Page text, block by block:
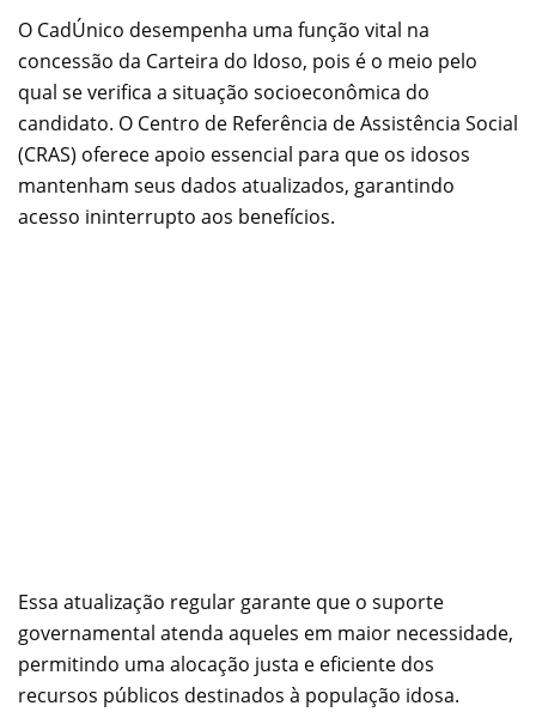
O CadÚnico desempenha uma função vital na
concessão da Carteira do Idoso, pois é o meio pelo
qual se verifica a situação socioeconômica do
candidato. O Centro de Referência de Assistência Social
(CRAS) oferece apoio essencial para que os idosos
mantenham seus dados atualizados, garantindo
acesso ininterrupto aos benefícios.
Essa atualização regular garante que o suporte
governamental atenda aqueles em maior necessidade,
permitindo uma alocação justa e eficiente dos
recursos públicos destinados à população idosa.